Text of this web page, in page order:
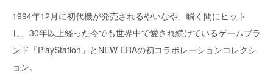
1994年12月に初代機が発売されるやいなや、瞬く間にヒット
し、30年以上経った今でも世界中で愛され続けているゲームブラ
ンド「PlayStation」とNEW ERAの初コラボレーションコレクシ
ョン。